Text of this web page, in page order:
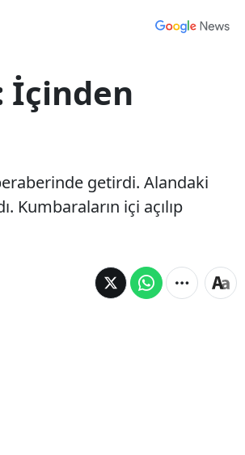
İçinden
getirdi. Alandaki
Kumbaraların içi açılıp